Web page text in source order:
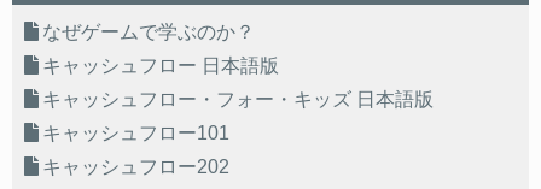
なぜゲームで学ぶのか？
キャッシュフロー 日本語版
キャッシュフロー・フォー・キッズ 日本語版
キャッシュフロー101
キャッシュフロー202